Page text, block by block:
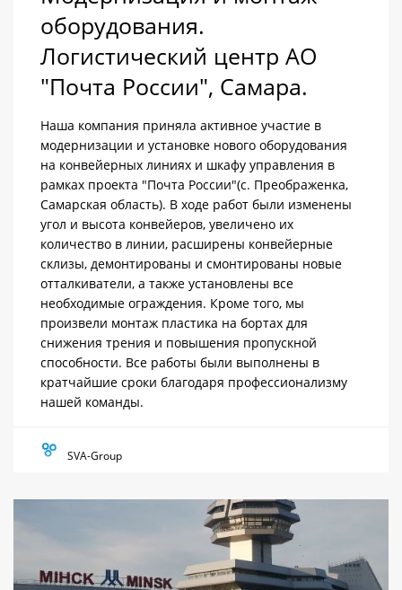
оборудования.
Логистический центр АО
"Почта России", Самара.
Наша компания приняла активное участие в
модернизации и установке нового оборудования
на конвейерных линиях и шкафу управления в
рамках проекта "Почта России"(с. Преображенка,
Самарская область). В ходе работ были изменены
угол и высота конвейеров, увеличено их
количество в линии, расширены конвейерные
склизы, демонтированы и смонтированы новые
отталкиватели, а также установлены все
необходимые ограждения. Кроме того, мы
произвели монтаж пластика на бортах для
снижения трения и повышения пропускной
способности. Все работы были выполнены в
кратчайшие сроки благодаря профессионализму
нашей команды.
SVA-Group